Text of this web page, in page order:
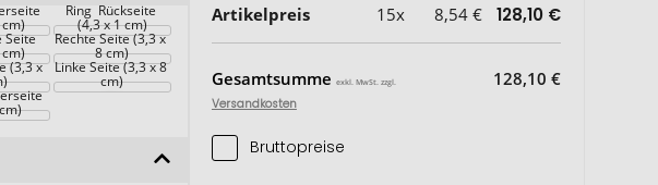
cm)
Ring  Rückseite
(4,3 x 1 cm)
Seite
cm)
Rechte Seite (3,3 x
8 cm)
(3,3 x Linke Seite (3,3 x 8
cm)
Artikelpreis 15x 8,54 € 128,10 €
Gesamtsumme exkl. MwSt. zzgl.
Versandkosten
128,10 €
Bruttopreise